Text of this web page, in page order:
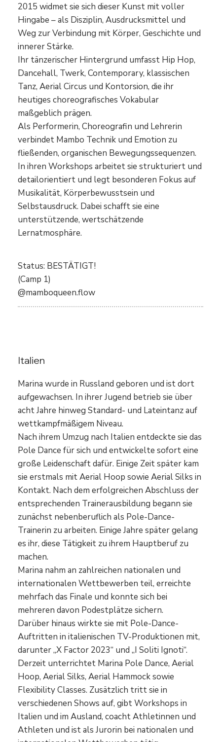
2015 widmet sie sich dieser Kunst mit voller
Hingabe – als Disziplin, Ausdrucksmittel und
Weg zur Verbindung mit Körper, Geschichte und
innerer Stärke.
Ihr tänzerischer Hintergrund umfasst Hip Hop,
Dancehall, Twerk, Contemporary, klassischen
Tanz, Aerial Circus und Kontorsion, die ihr
heutiges choreografisches Vokabular
maßgeblich prägen.
Als Performerin, Choreografin und Lehrerin
verbindet Mambo Technik und Emotion zu
fließenden, organischen Bewegungssequenzen.
In ihren Workshops arbeitet sie strukturiert und
detailorientiert und legt besonderen Fokus auf
Musikalität, Körperbewusstsein und
Selbstausdruck. Dabei schafft sie eine
unterstützende, wertschätzende
Lernatmosphäre.
Status: BESTÄTIGT!
(Camp 1)
@mamboqueen.flow
Italien
Marina wurde in Russland geboren und ist dort
aufgewachsen. In ihrer Jugend betrieb sie über
acht Jahre hinweg Standard- und Lateintanz auf
wettkampfmäßigem Niveau.
Nach ihrem Umzug nach Italien entdeckte sie das
Pole Dance für sich und entwickelte sofort eine
große Leidenschaft dafür. Einige Zeit später kam
sie erstmals mit Aerial Hoop sowie Aerial Silks in
Kontakt. Nach dem erfolgreichen Abschluss der
entsprechenden Trainerausbildung begann sie
zunächst nebenberuflich als Pole-Dance-
Trainerin zu arbeiten. Einige Jahre später gelang
es ihr, diese Tätigkeit zu ihrem Hauptberuf zu
machen.
Marina nahm an zahlreichen nationalen und
internationalen Wettbewerben teil, erreichte
mehrfach das Finale und konnte sich bei
mehreren davon Podestplätze sichern.
Darüber hinaus wirkte sie mit Pole-Dance-
Auftritten in italienischen TV-Produktionen mit,
darunter „X Factor 2023“ und „I Soliti Ignoti“.
Derzeit unterrichtet Marina Pole Dance, Aerial
Hoop, Aerial Silks, Aerial Hammock sowie
Flexibility Classes. Zusätzlich tritt sie in
verschiedenen Shows auf, gibt Workshops in
Italien und im Ausland, coacht Athletinnen und
Athleten und ist als Jurorin bei nationalen und